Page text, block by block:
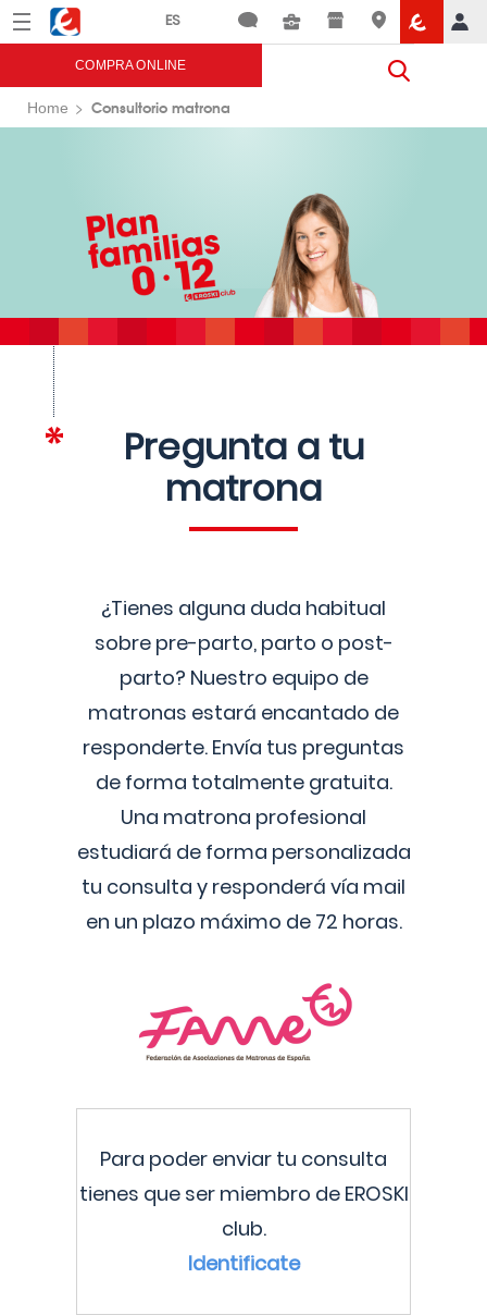
Menú Eroski
COMPRA ONLINE
Home Consultorio matrona
Pregunta a tu
matrona
¿Tienes alguna duda habitual
sobre pre-parto, parto o post-
parto? Nuestro equipo de
matronas estará encantado de
responderte. Envía tus preguntas
de forma totalmente gratuita.
Una matrona profesional
estudiará de forma personalizada
tu consulta y responderá vía mail
en un plazo máximo de 72 horas.
Para poder enviar tu consulta
tienes que ser miembro de EROSKI
club.
Identificate